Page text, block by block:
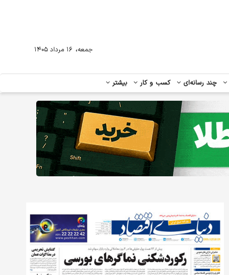
چند رسانه‌ای کسب و کار بیشتر
جمعه، ۱۶ مرداد ۱۴۰۵